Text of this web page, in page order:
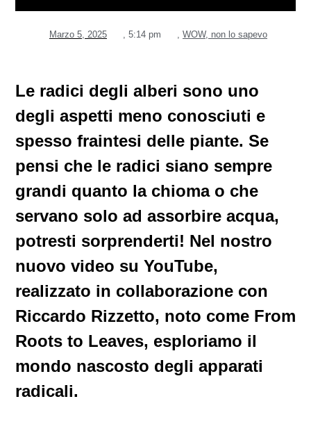
Marzo 5, 2025 , 5:14 pm , WOW, non lo sapevo
Le radici degli alberi sono uno
degli aspetti meno conosciuti e
spesso fraintesi delle piante. Se
pensi che le radici siano sempre
grandi quanto la chioma o che
servano solo ad assorbire acqua,
potresti sorprenderti! Nel nostro
nuovo video su YouTube,
realizzato in collaborazione con
Riccardo Rizzetto, noto come From
Roots to Leaves, esploriamo il
mondo nascosto degli apparati
radicali.